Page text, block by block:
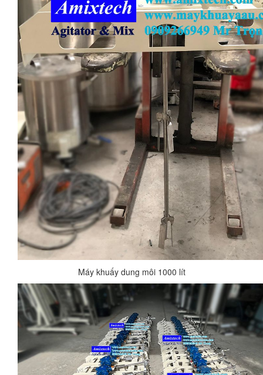
Máy khuấy dung môi 1000 lít